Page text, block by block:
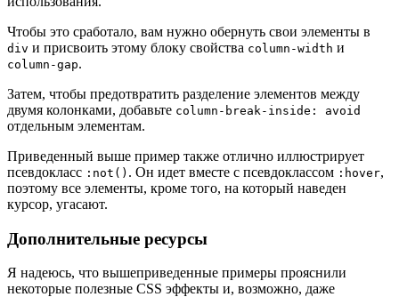
Чтобы это сработало, вам нужно обернуть свои элементы в
div и присвоить этому блоку свойства column-width и
column-gap.
Затем, чтобы предотвратить разделение элементов между
двумя колонками, добавьте column-break-inside: avoid
отдельным элементам.
Приведенный выше пример также отлично иллюстрирует
псевдокласс :not() . Он идет вместе с псевдоклассом :hover,
поэтому все элементы, кроме того, на который наведен
курсор, угасают.
Дополнительные ресурсы
Я надеюсь, что вышеприведенные примеры прояснили
некоторые полезные CSS эффекты и, возможно, даже